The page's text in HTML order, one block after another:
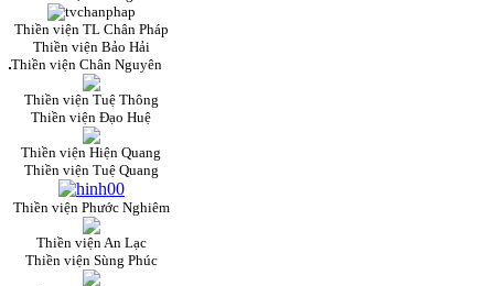
Thiền viện TL Chân Pháp
Thiền viện Bảo Hải
Thiền viện Chân Nguyên
Thiền viện Tuệ Thông
Thiền viện Đạo Huệ
Thiền viện Hiện Quang
Thiền viện Tuệ Quang
Thiền viện Phước Nghiêm
Thiền viện An Lạc
Thiền viện Sùng Phúc